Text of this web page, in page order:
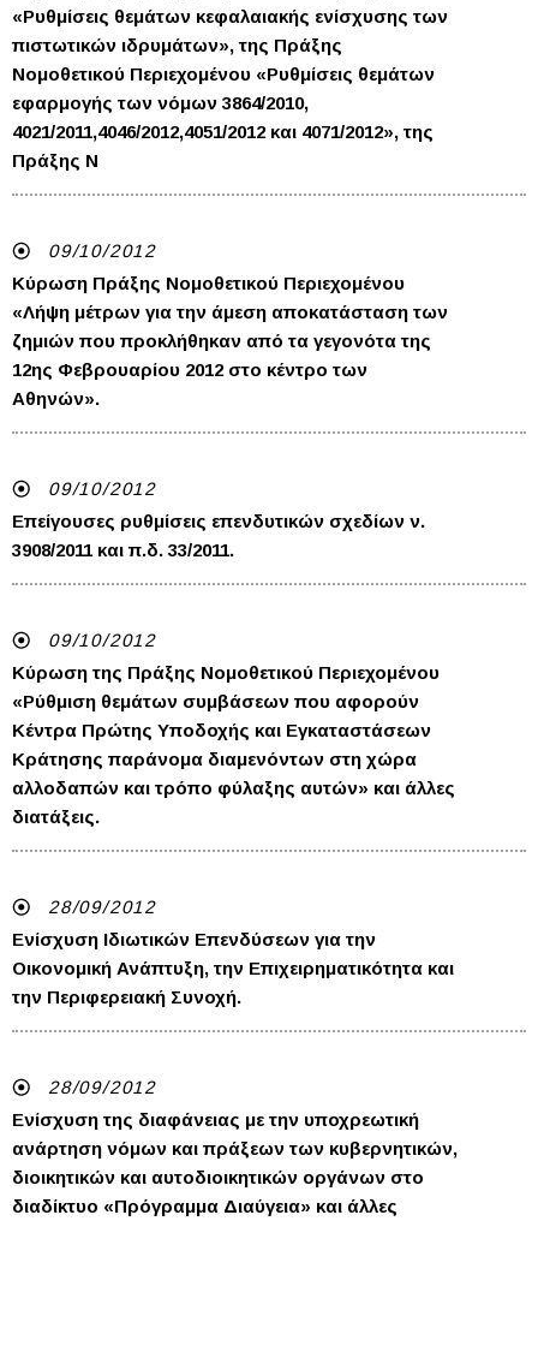
«Ρυθμίσεις θεμάτων κεφαλαιακής ενίσχυσης των
πιστωτικών ιδρυμάτων», της Πράξης
Νομοθετικού Περιεχομένου «Ρυθμίσεις θεμάτων
εφαρμογής των νόμων 3864/2010,
4021/2011,4046/2012,4051/2012 και 4071/2012», της
Πράξης Ν
09/10/2012
Κύρωση Πράξης Νομοθετικού Περιεχομένου
«Λήψη μέτρων για την άμεση αποκατάσταση των
ζημιών που προκλήθηκαν από τα γεγονότα της
12ης Φεβρουαρίου 2012 στο κέντρο των
Αθηνών».
09/10/2012
Επείγουσες ρυθμίσεις επενδυτικών σχεδίων ν.
3908/2011 και π.δ. 33/2011.
09/10/2012
Κύρωση της Πράξης Νομοθετικού Περιεχομένου
«Ρύθμιση θεμάτων συμβάσεων που αφορούν
Κέντρα Πρώτης Υποδοχής και Εγκαταστάσεων
Κράτησης παράνομα διαμενόντων στη χώρα
αλλοδαπών και τρόπο φύλαξης αυτών» και άλλες
διατάξεις.
28/09/2012
Ενίσχυση Ιδιωτικών Επενδύσεων για την
Οικονομική Ανάπτυξη, την Επιχειρηματικότητα και
την Περιφερειακή Συνοχή.
28/09/2012
Ενίσχυση της διαφάνειας με την υποχρεωτική
ανάρτηση νόμων και πράξεων των κυβερνητικών,
διοικητικών και αυτοδιοικητικών οργάνων στο
διαδίκτυο «Πρόγραμμα Διαύγεια» και άλλες